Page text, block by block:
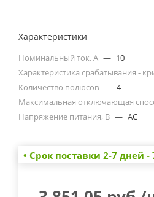
Характеристики
Номинальный ток, А — 10
Характеристика срабатывания -
Количество полюсов — 4
Максимальная отключающая
Напряжение питания, В — AC
• Cрок поставки 2-7 дней -